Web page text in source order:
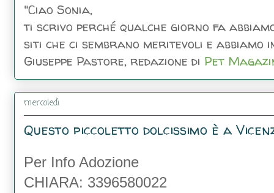
"Ciao Sonia,
ti scrivo perché qualche giorno fa
siti che ci sembrano meritevoli e abbiamo
Giuseppe Pastore, redazione di Pet
mercoledì
Questo piccoletto dolcissimo è a
Per Info Adozione
CHIARA: 3396580022